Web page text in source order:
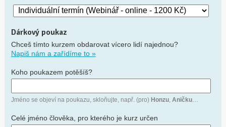
Dárkový poukaz
Chceš tímto kurzem obdarovat vícero lidí najednou?
Napiš nám a zařídíme to »
Koho poukazem potěšíš?
Jméno se objeví na poukazu, skloňujte, např. (pro) Honzu, Aničku…
Celé jméno člověka, pro kterého je kurz určen